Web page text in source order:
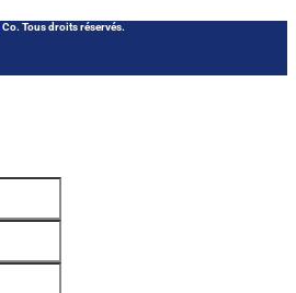
Co. Tous droits réservés.